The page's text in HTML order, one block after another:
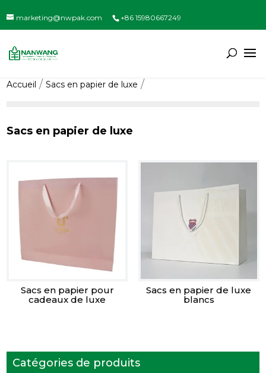
marketing@nwpak.com +86 15980667249
Accueil Sacs en papier de luxe
Sacs en papier de luxe
Sacs en papier pour
cadeaux de luxe
Sacs en papier de luxe
blancs
Catégories de produits